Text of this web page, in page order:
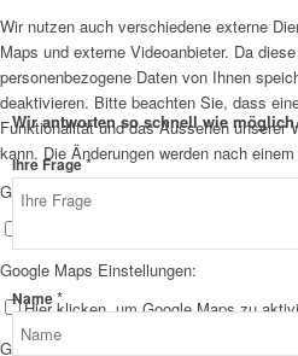
Wir nutzen auch verschiedene externe
Maps und externe Videoanbieter. Da
personenbezogene Daten von Ihnen
deaktivieren. Bitte beachten Sie, dass
Funktionalität und das Aussehen unserer
kann. Die Änderungen werden nach
Google Webfont Einstellungen:
Google Maps Einstellungen:
Hier klicken, um Google Maps zu
Google reCaptcha Einstellungen:
Wir antworten so schnell wie möglich.
Ihre Frage*
Name*